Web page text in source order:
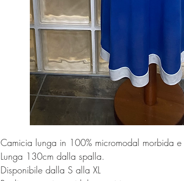
Camicia lunga in 100% micromodal morbida e
Lunga 130cm dalla spalla.
Disponibile dalla S alla XL